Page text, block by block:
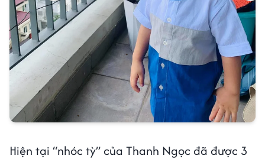
Hiện tại “nhóc tỳ” của Thanh Ngọc đã được 3